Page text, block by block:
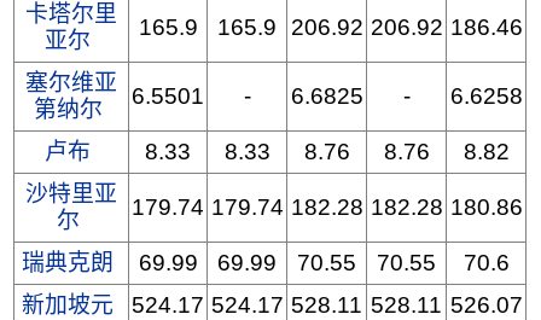
卡塔尔里
亚尔
165.9 165.9 206.92 206.92 186.46
塞尔维亚
第纳尔
6.5501 - 6.6825 - 6.6258
卢布 8.33 8.33 8.76 8.76
8.82
沙特里亚
尔
179.74 179.74 182.28 182.28 180.86
瑞典克朗 69.99 69.99 70.55 70.55
70.6
新加坡元
524.17 524.17 528.11 528.11 526.07